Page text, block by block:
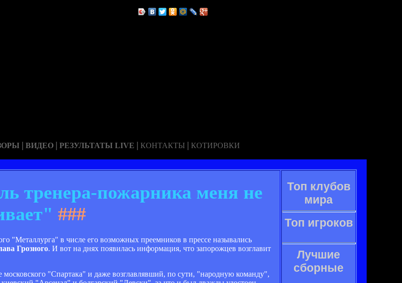
| ВИДЕО | РЕЗУЛЬТАТЫ LIVE | КОНТАКТЫ | КОТИРОВКИ
тренера-пожарника меня не
###
"Металлурга" в числе его возможных преемников в прессе назывались
Грозного. И вот на днях появилась информация, что запорожцев возглавит
"Спартака" и даже возглавлявший, по сути, "народную команду",
Топ клубов
мира
Топ игроков
Лучшие
сборные